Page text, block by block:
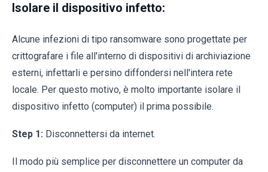
Isolare il dispositivo infetto:
Alcune infezioni di tipo ransomware sono progettate per
crittografare i file all'interno di dispositivi di archiviazione
esterni, infettarli e persino diffondersi nell'intera rete
locale. Per questo motivo, è molto importante isolare il
dispositivo infetto (computer) il prima possibile.
Step 1: Disconnettersi da internet.
Il modo più semplice per disconnettere un computer da